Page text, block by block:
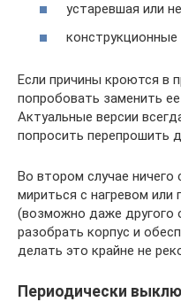
устаревшая или
конструкционные
Если причины кроются в
попробовать заменить
Актуальные версии
попросить перепрошить
Во втором случае ничего
мириться с нагревом или
(возможно даже другого
разобрать корпус и
делать это крайне не
Периодически